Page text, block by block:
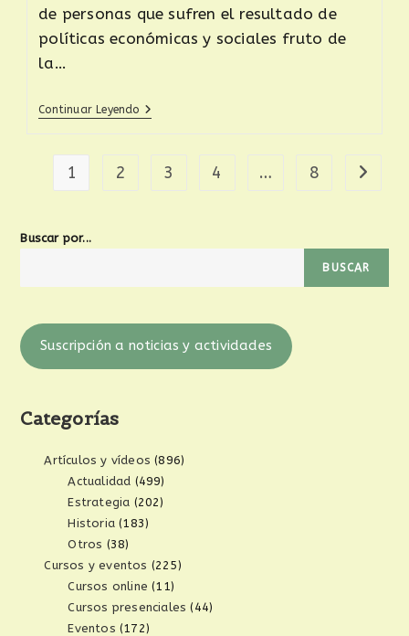
de personas que sufren el resultado de
políticas económicas y sociales fruto de
la…
Continuar Leyendo
1 2 3 4 … 8
Buscar por...
BUSCAR
Suscripción a noticias y actividades
Categorías
Artículos y vídeos (896)
Actualidad (499)
Estrategia (202)
Historia (183)
Otros (38)
Cursos y eventos (225)
Cursos online (11)
Cursos presenciales (44)
Eventos (172)